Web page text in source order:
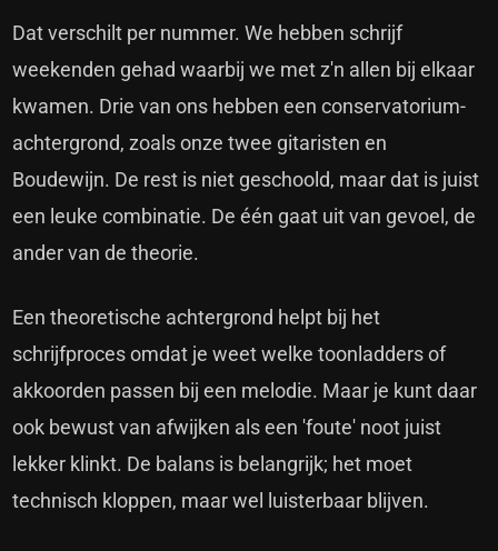
Dat verschilt per nummer. We hebben schrijf
weekenden gehad waarbij we met z'n allen bij elkaar
kwamen. Drie van ons hebben een conservatorium-
achtergrond, zoals onze twee gitaristen en
Boudewijn. De rest is niet geschoold, maar dat is juist
een leuke combinatie. De één gaat uit van gevoel, de
ander van de theorie.
Een theoretische achtergrond helpt bij het
schrijfproces omdat je weet welke toonladders of
akkoorden passen bij een melodie. Maar je kunt daar
ook bewust van afwijken als een 'foute' noot juist
lekker klinkt. De balans is belangrijk; het moet
technisch kloppen, maar wel luisterbaar blijven.